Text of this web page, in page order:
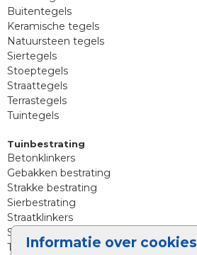
Informatie over cookies
Buitentegels
Keramische tegels
Natuursteen tegels
Siertegels
Stoeptegels
Straattegels
Terrastegels
Tuintegels
Tuinbestrating
Betonklinkers
Gebakken bestrating
Strakke bestrating
Sierbestrating
Straatklinkers
Straatstenen
Trommelstenen